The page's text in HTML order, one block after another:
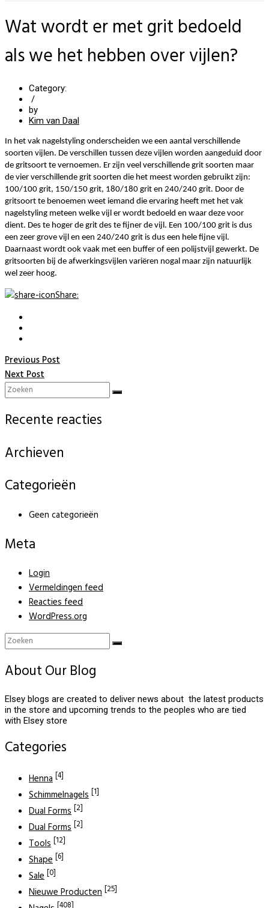
Wat wordt er met grit bedoeld
als we het hebben over vijlen?
Category:
/
by
Kim van Daal
In het vak nagelstyling onderscheiden we een aantal verschillende
soorten vijlen. De verschillen tussen deze vijlen worden aangeduid door
de gritsoort te vernoemen. Er zijn veel verschillende grit soorten maar
de vier verschillende grit soorten die het meest worden gebruikt zijn:
100/100 grit, 150/150 grit, 180/180 grit en 240/240 grit. Door de
gritsoort te benoemen weet iemand die ervaring heeft met het vak
nagelstyling meteen welke vijl er wordt bedoeld en waar deze voor
dient. Des te hoger de grit des te fijner de vijl. Een 100/100 grit is dus
een zeer grove vijl en een 240/240 grit is dus een hele fijne vijl.
Daarnaast wordt ook vaak met een buffer of een polijstvijl gewerkt. De
gritsoorten bij de afwerkingsvijlen variëren nogal maar zijn natuurlijk
wel zeer hoog.
Share:
Previous Post
Next Post
Recente reacties
Archieven
Categorieën
Geen categorieën
Meta
Login
Vermeldingen feed
Reacties feed
WordPress.org
About Our Blog
Elsey blogs are created to deliver news about the latest products
in the store and upcoming trends to the peoples who are tied
with Elsey store
Categories
Henna [4]
Schimmelnagels [1]
Dual Forms [2]
Dual Forms [2]
Tools [12]
Shape [6]
Sale [0]
Nieuwe Producten [25]
[408]